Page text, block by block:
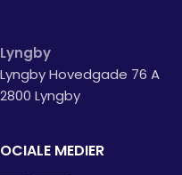
Lyngby
Lyngby Hovedgade 76 A
2800 Lyngby
MEDIER